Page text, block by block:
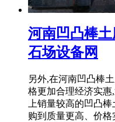
河南凹凸棒
石场设备网
另外,在河南凹凸棒
格更加合理经济实惠
上销量较高的凹凸
购到质量更高、价